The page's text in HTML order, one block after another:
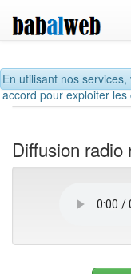
En utilisant nos
accord pour exploiter
Diffusion